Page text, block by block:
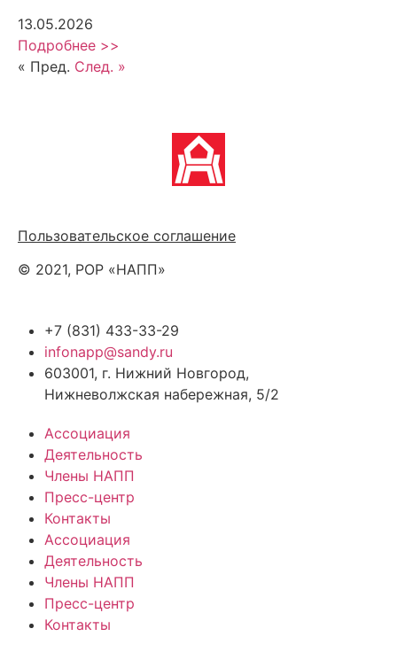
13.05.2026
Подробнее >>
« Пред. След. »
Пользовательское соглашение
© 2021, РОР «НАПП»
+7 (831) 433-33-29
infonapp@sandy.ru
603001, г. Нижний Новгород,
Нижневолжская набережная, 5/2
Ассоциация
Деятельность
Члены НАПП
Пресс-центр
Контакты
Ассоциация
Деятельность
Члены НАПП
Пресс-центр
Контакты